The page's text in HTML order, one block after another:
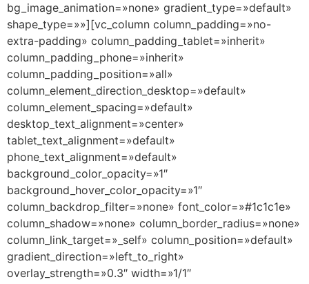
bg_image_animation=»none» gradient_type=»default»
shape_type=»»][vc_column column_padding=»no-
extra-padding» column_padding_tablet=»inherit»
column_padding_phone=»inherit»
column_padding_position=»all»
column_element_direction_desktop=»default»
column_element_spacing=»default»
desktop_text_alignment=»center»
tablet_text_alignment=»default»
phone_text_alignment=»default»
background_color_opacity=»1″
background_hover_color_opacity=»1″
column_backdrop_filter=»none» font_color=»#1c1c1e»
column_shadow=»none» column_border_radius=»none»
column_link_target=»_self» column_position=»default»
gradient_direction=»left_to_right»
overlay_strength=»0.3″ width=»1/1″